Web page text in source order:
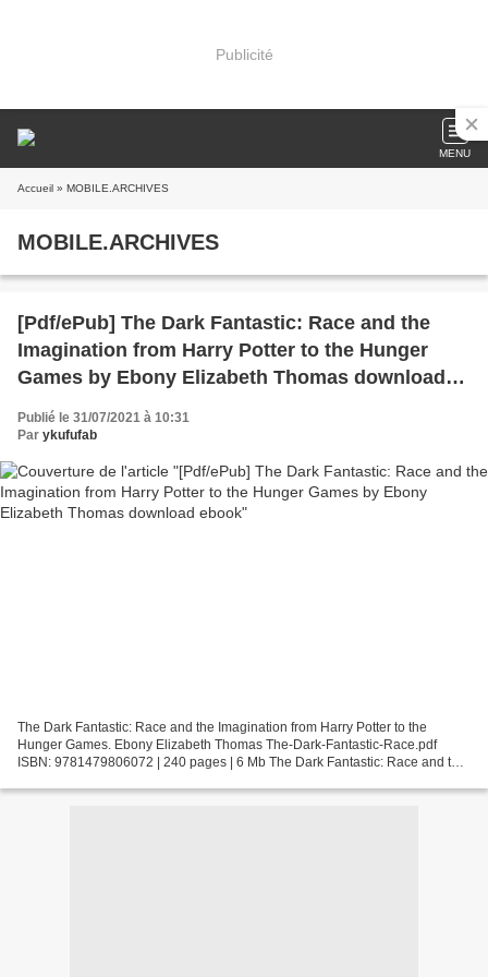
Publicité
MENU
Accueil » MOBILE.ARCHIVES
MOBILE.ARCHIVES
[Pdf/ePub] The Dark Fantastic: Race and the
Imagination from Harry Potter to the Hunger
Games by Ebony Elizabeth Thomas download
ebook
Publié le 31/07/2021 à 10:31
Par ykufufab
The Dark Fantastic: Race and the Imagination from Harry Potter to the
Hunger Games. Ebony Elizabeth Thomas The-Dark-Fantastic-Race.pdf
ISBN: 9781479806072 | 240 pages | 6 Mb The Dark Fantastic: Race and the